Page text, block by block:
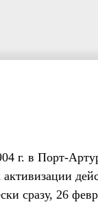
г. в Порт-
сразу, 26